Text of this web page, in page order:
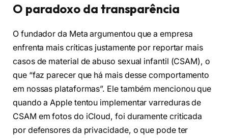
O paradoxo da transparência
O fundador da Meta argumentou que a empresa
enfrenta mais críticas justamente por reportar mais
casos de material de abuso sexual infantil (CSAM), o
que “faz parecer que há mais desse comportamento
em nossas plataformas”. Ele também mencionou que
quando a Apple tentou implementar varreduras de
CSAM em fotos do iCloud, foi duramente criticada
por defensores da privacidade, o que pode ter